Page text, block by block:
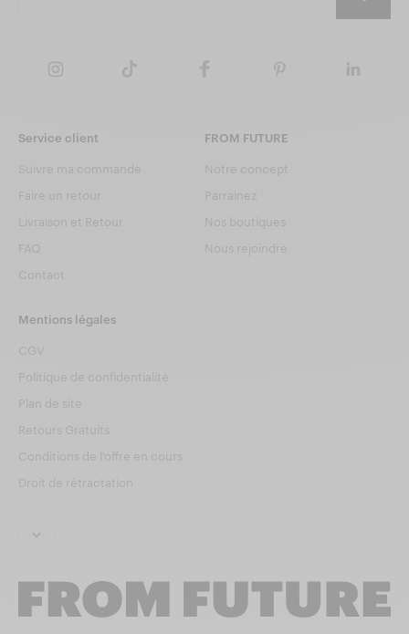
Service client
Suivre ma commande
Faire un retour
Livraison et Retour
FAQ
Contact
FROM FUTURE
Notre concept
Parrainez
Nos boutiques
Nous rejoindre
Mentions légales
CGV
Politique de confidentialité
Plan de site
Retours Gratuits
Conditions de l'offre en cours
Droit de rétractation